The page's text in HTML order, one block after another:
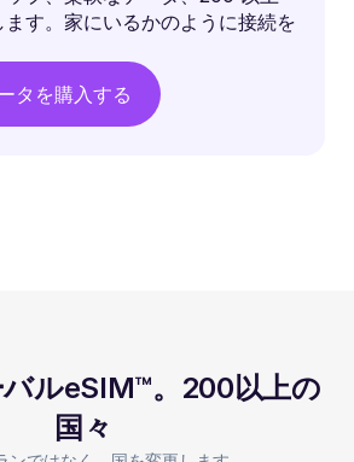
す。家にいるかのように接続を
タを購入する
ルeSIM™。200以上の
国々